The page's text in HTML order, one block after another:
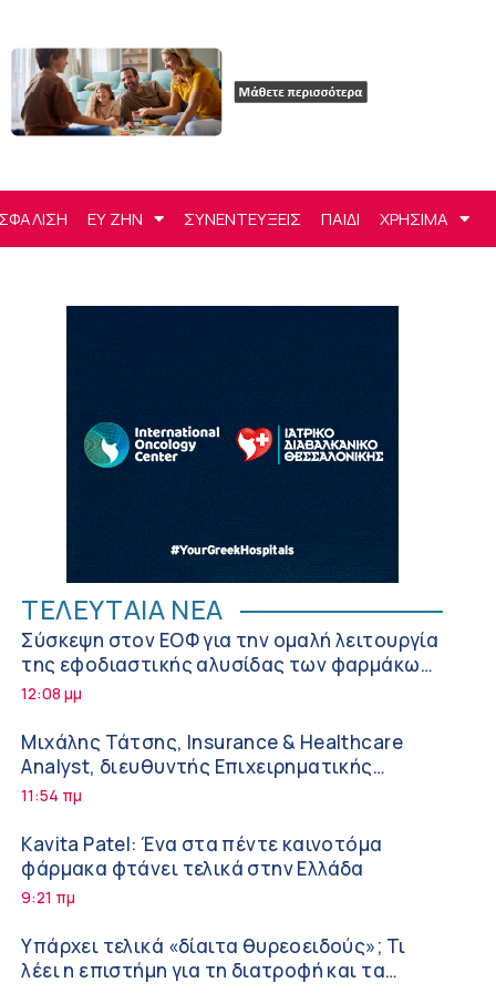
ΕΥ ΖΗΝ ΣΥΝΕΝΤΕΥΞΕΙΣ ΠΑΙΔΙ ΧΡΗΣΙΜΑ
ΤΕΛΕΥΤΑΙΑ ΝΕΑ
Σύσκεψη στον ΕΟΦ για την ομαλή λειτουργία
της εφοδιαστικής αλυσίδας των φαρμάκων
στη διάρκεια του καλοκαιριού
12:08 μμ
Μιχάλης Τάτσης, Insurance & Healthcare
Analyst, διευθυντής Επιχειρηματικής
Ανάπτυξης Ομίλου HHG
11:54 πμ
Kavita Patel: Ένα στα πέντε καινοτόμα
φάρμακα φτάνει τελικά στην Ελλάδα
9:21 πμ
Υπάρχει τελικά «δίαιτα θυρεοειδούς»; Τι
λέει η επιστήμη για τη διατροφή και τα